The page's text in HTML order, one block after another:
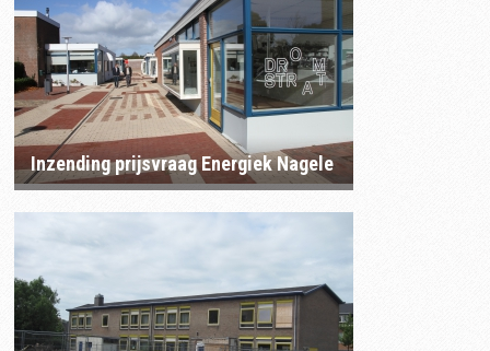
Inzending prijsvraag Energiek Nagele